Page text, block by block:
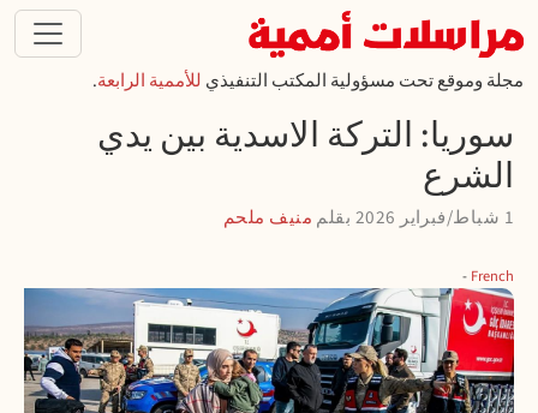
تجاوز إلى المحتوى الرئيسي
مجلة وموقع تحت مسؤولية المكتب التنفيذي للأممية الرابعة.
سوريا: التركة الاسدية بين يدي
الشرع
1 شباط/فبراير 2026 بقلم منيف ملحم
French